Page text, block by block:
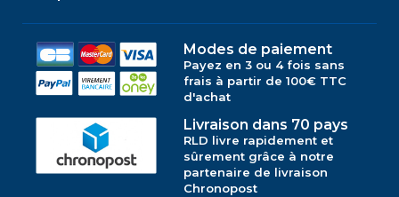
Modes de paiement
Payez en 3 ou 4 fois sans
frais à partir de 100€ TTC
d'achat
Livraison dans 70 pays
RLD livre rapidement et
sûrement grâce à notre
partenaire de livraison
Chronopost